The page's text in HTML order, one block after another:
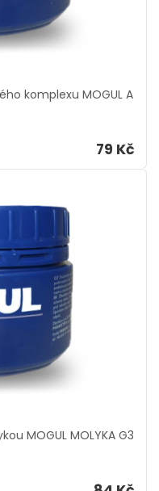
komplexu MOGUL A
79 Kč
MOGUL MOLYKA G3